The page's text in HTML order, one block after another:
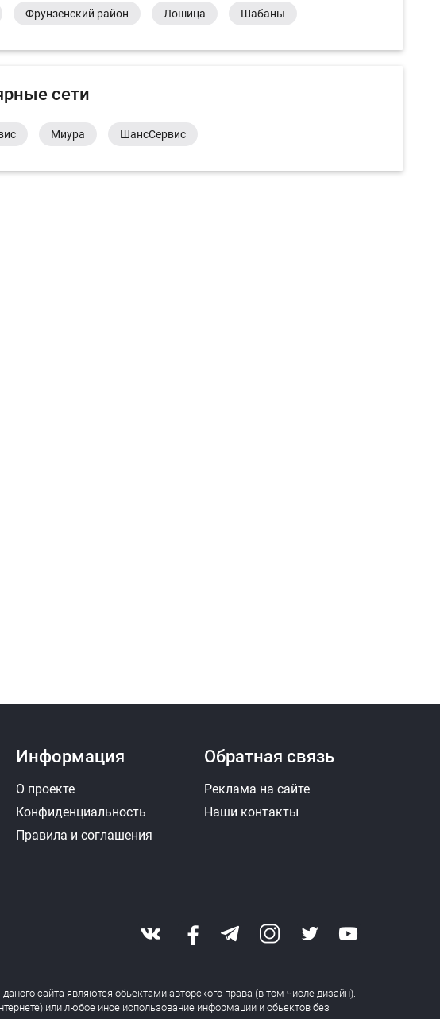
Фрунзенский район Лошица Шабаны
сети
Миура ШансСервис
Информация
О проекте
Конфиденциальность
Правила и соглашения
Обратная связь
Реклама на сайте
Наши контакты
сайта являются обьектами авторского права (в том числе дизайн).
или любое иное использование информации и обьектов без